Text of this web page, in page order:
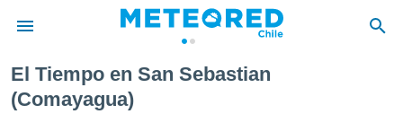
de
El Tiempo en San Sebastian
(Comayagua)